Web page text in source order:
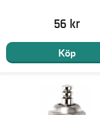
56 kr
Köp